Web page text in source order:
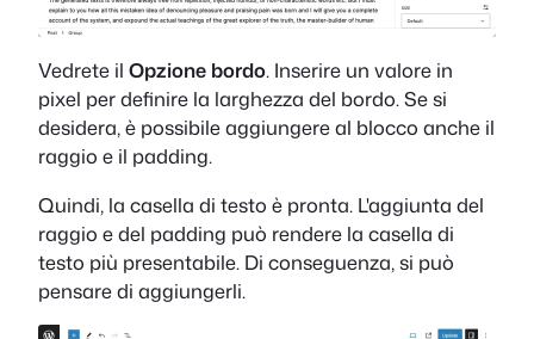
Vedrete il Opzione bordo. Inserire un valore in
pixel per definire la larghezza del bordo. Se si
desidera, è possibile aggiungere al blocco anche il
raggio e il padding.
Quindi, la casella di testo è pronta. L'aggiunta del
raggio e del padding può rendere la casella di
testo più presentabile. Di conseguenza, si può
pensare di aggiungerli.